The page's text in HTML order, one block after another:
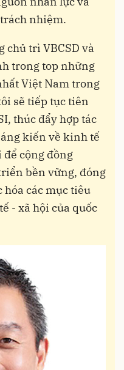
nhiệm.
trì VBCSD và
trong top những
Việt Nam trong
sẽ tiếp tục tiên
thúc đẩy hợp tác
kiến về kinh tế
cộng đồng
bền vững, đóng
hóa các mục tiêu
- xã hội của quốc